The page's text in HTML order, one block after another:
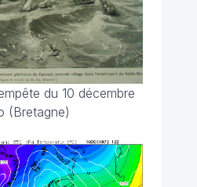
du 10 décembre
(Bretagne)